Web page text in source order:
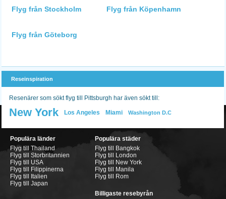
Flyg från Stockholm Flyg från Köpenhamn
Flyg från Göteborg
Reseinspiration
Resenärer som sökt flyg till Pittsburgh har även sökt till:
New York Los Angeles Miami Washington D.C
Populära länder
Flyg till Thailand
Flyg till Storbritannien
Flyg till USA
Flyg till Filippinerna
Flyg till Italien
Flyg till Japan
Populära städer
Flyg till Bangkok
Flyg till London
Flyg till New York
Flyg till Manila
Flyg till Rom
Billigaste resebyrån